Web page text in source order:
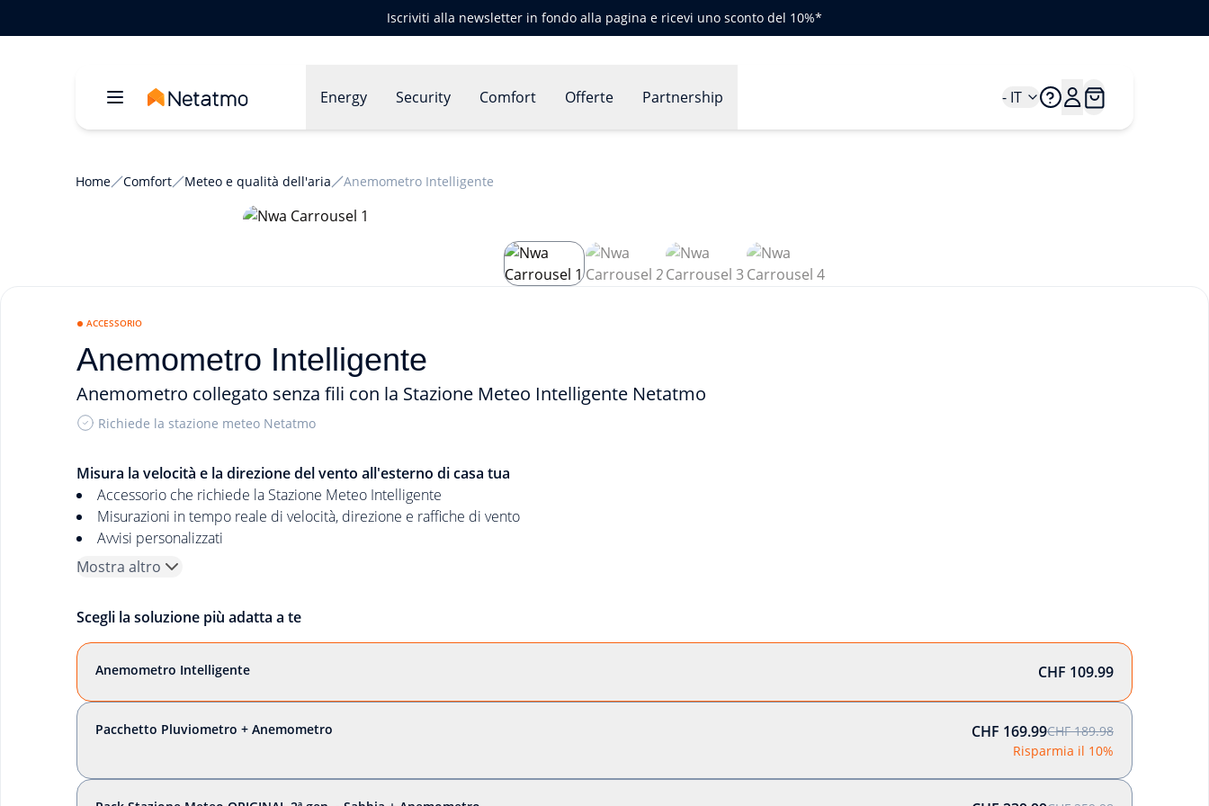
Iscriviti alla newsletter in fondo alla pagina e ricevi uno sconto del 10%*
Energy Security Comfort Offerte Partnership - IT
Home Comfort Meteo e qualità dell'aria Anemometro Intelligente
ACCESSORIO
Anemometro Intelligente
Anemometro collegato senza fili con la Stazione Meteo Intelligente Netatmo
Richiede la stazione meteo Netatmo
Misura la velocità e la direzione del vento all'esterno di casa tua
Accessorio che richiede la Stazione Meteo Intelligente
Misurazioni in tempo reale di velocità, direzione e raffiche di vento
Avvisi personalizzati
Mostra altro
Scegli la soluzione più adatta a te
Anemometro Intelligente CHF 109.99
Pacchetto Pluviometro + Anemometro CHF 169.99CHF 189.98
Risparmia il 10%